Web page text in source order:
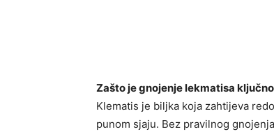
Zašto je gnojenje lekmatisa
Klematis je biljka koja zahtijeva
punom sjaju. Bez pravilnog